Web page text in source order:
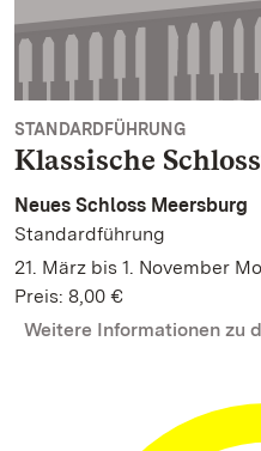
STANDARDFÜHRUNG
Klassische
Neues Schloss Meersburg
Standardführung
21. März bis 1. November
Preis: 8,00 €
Weitere Informationen zu